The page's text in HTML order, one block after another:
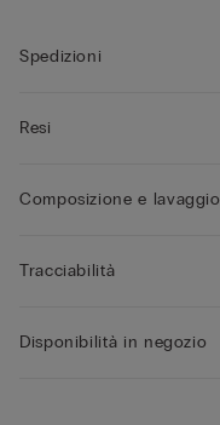
Spedizioni
Resi
Composizione e lavaggio
Tracciabilità
Disponibilità in negozio